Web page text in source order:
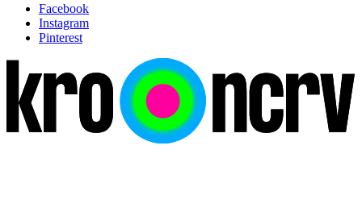
Facebook
Instagram
Pinterest